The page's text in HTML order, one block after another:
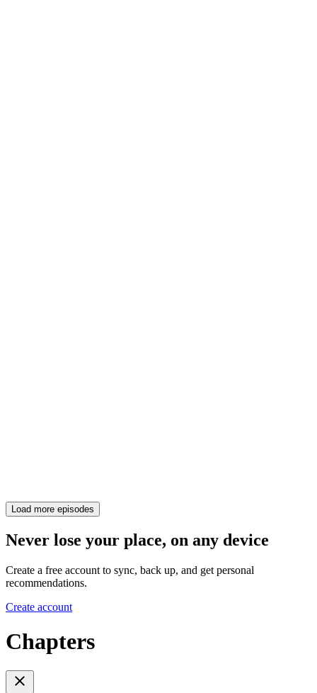
Load more episodes
Never lose your place, on any device
Create a free account to sync, back up, and get personal
recommendations.
Create account
Chapters